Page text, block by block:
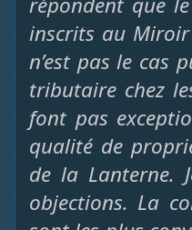
inscrits au Miroir
n’est pas le cas
tributaire chez
font pas
qualité de
de la Lanterne.
objections. La